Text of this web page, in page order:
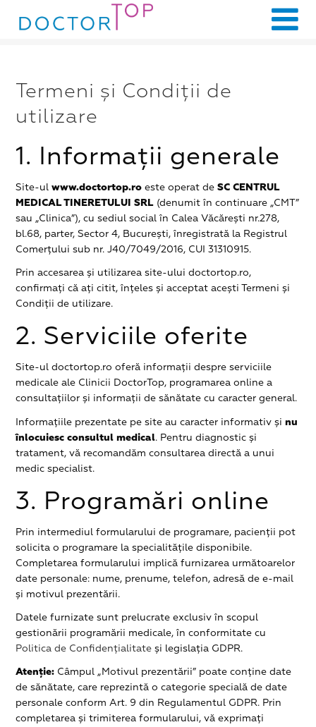
Termeni și Condiții de
utilizare
1. Informații generale
Site-ulwww.doctortop.ro este operat deSC CENTRUL
MEDICAL TINERETULUI SRL (denumit în continuare „CMT”
sau „Clinica”), cu sediul social în Calea Văcărești nr.278,
bl.68, parter, Sector 4, București, înregistrată la Registrul
Comerțului sub nr. J40/7049/2016, CUI 31310915.
Prin accesarea și utilizarea site-ului doctortop.ro,
confirmați că ați citit, înțeles și acceptat acești Termeni și
Condiții de utilizare.
2. Serviciile oferite
Site-ul doctortop.ro oferă informații despre serviciile
medicale ale Clinicii DoctorTop, programarea online a
consultațiilor și informații de sănătate cu caracter general.
Informațiile prezentate pe site au caracter informativ șinu
înlocuiesc consultul medical. Pentru diagnostic și
tratament, vă recomandăm consultarea directă a unui
medic specialist.
3. Programări online
Prin intermediul formularului de programare, pacienții pot
solicita o programare la specialitățile disponibile.
Completarea formularului implică furnizarea următoarelor
date personale: nume, prenume, telefon, adresă de e-mail
și motivul prezentării.
Datele furnizate sunt prelucrate exclusiv în scopul
gestionării programării medicale, în conformitate cu
Politica de Confidențialitate și legislația GDPR.
Atenție: Câmpul „Motivul prezentării” poate conține date
de sănătate, care reprezintă o categorie specială de date
personale conform Art. 9 din Regulamentul GDPR. Prin
completarea și trimiterea formularului, vă exprimați